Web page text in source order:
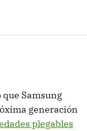
Samsung
generación
plegables